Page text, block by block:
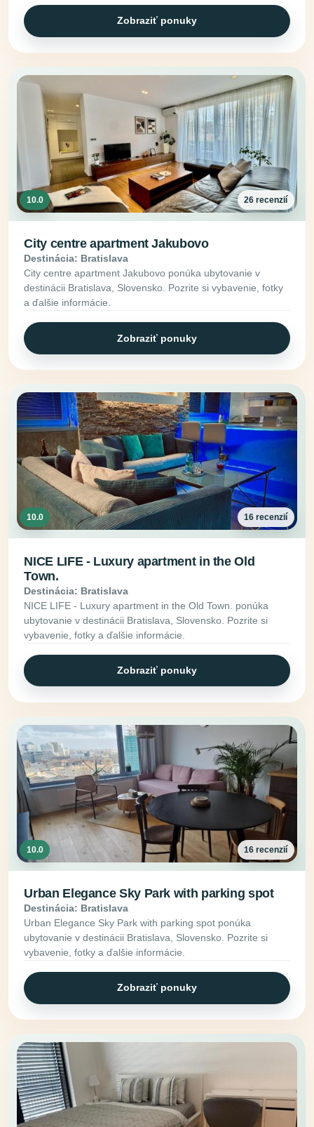
Zobraziť ponuky
10.0 26 recenzií
City centre apartment Jakubovo
Destinácia: Bratislava
City centre apartment Jakubovo ponúka ubytovanie v
destinácii Bratislava, Slovensko. Pozrite si vybavenie, fotky
a ďalšie informácie.
Zobraziť ponuky
10.0 16 recenzií
NICE LIFE - Luxury apartment in the Old
Town.
Destinácia: Bratislava
NICE LIFE - Luxury apartment in the Old Town. ponúka
ubytovanie v destinácii Bratislava, Slovensko. Pozrite si
vybavenie, fotky a ďalšie informácie.
Zobraziť ponuky
10.0 16 recenzií
Urban Elegance Sky Park with parking spot
Destinácia: Bratislava
Urban Elegance Sky Park with parking spot ponúka
ubytovanie v destinácii Bratislava, Slovensko. Pozrite si
vybavenie, fotky a ďalšie informácie.
Zobraziť ponuky